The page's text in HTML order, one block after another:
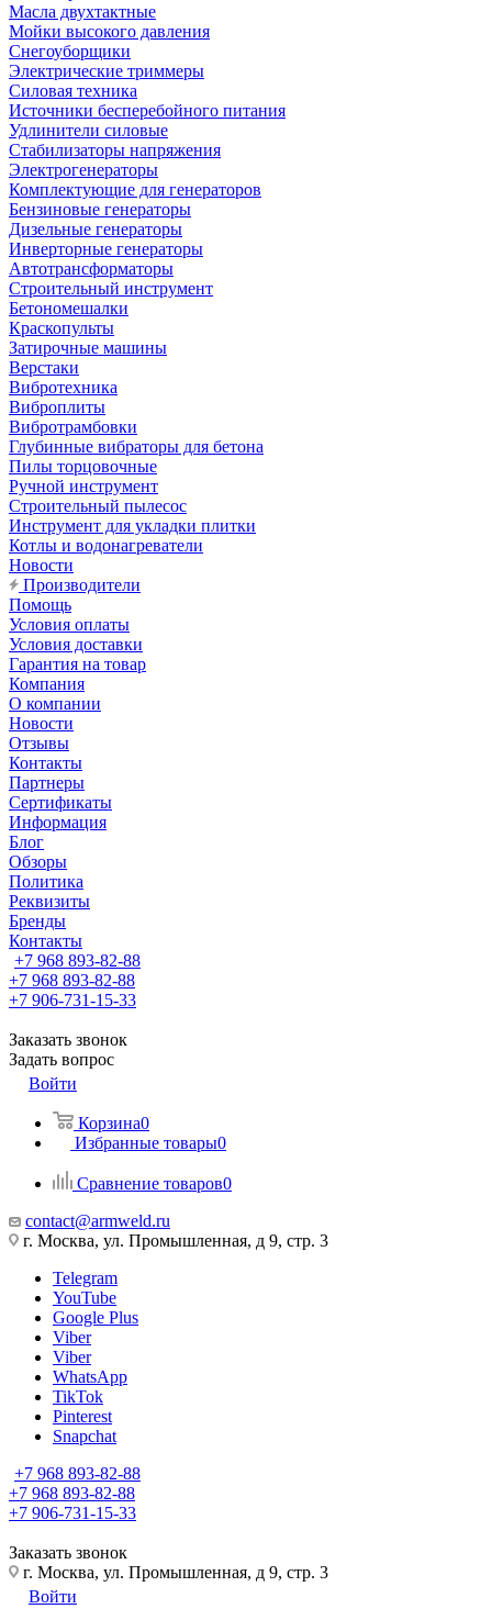
Масла двухтактные
Мойки высокого давления
Снегоуборщики
Электрические триммеры
Силовая техника
Источники бесперебойного питания
Удлинители силовые
Стабилизаторы напряжения
Электрогенераторы
Комплектующие для генераторов
Бензиновые генераторы
Дизельные генераторы
Инверторные генераторы
Автотрансформаторы
Строительный инструмент
Бетономешалки
Краскопульты
Затирочные машины
Верстаки
Вибротехника
Виброплиты
Вибротрамбовки
Глубинные вибраторы для бетона
Пилы торцовочные
Ручной инструмент
Строительный пылесос
Инструмент для укладки плитки
Котлы и водонагреватели
Новости
Производители
Помощь
Условия оплаты
Условия доставки
Гарантия на товар
Компания
О компании
Новости
Отзывы
Контакты
Партнеры
Сертификаты
Информация
Блог
Обзоры
Политика
Реквизиты
Бренды
Контакты
+7 968 893-82-88
+7 968 893-82-88
+7 906-731-15-33
Заказать звонок
Задать вопрос
Войти
Корзина0
Избранные товары0
Сравнение товаров0
contact@armweld.ru
г. Москва, ул. Промышленная, д 9, стр. 3
Telegram
YouTube
Google Plus
Viber
Viber
WhatsApp
TikTok
Pinterest
Snapchat
+7 968 893-82-88
+7 968 893-82-88
+7 906-731-15-33
Заказать звонок
г. Москва, ул. Промышленная, д 9, стр. 3
Войти